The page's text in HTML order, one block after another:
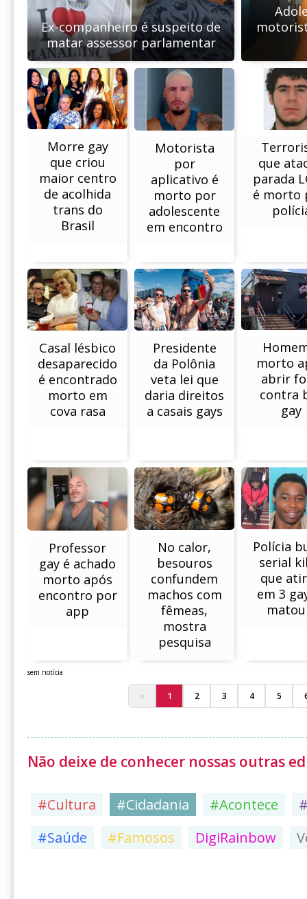
Ex-companheiro é suspeito de
matar assessor parlamentar
Morre gay
que criou
maior centro
de acolhida
trans do
Brasil
Motorista
por
aplicativo é
morto por
adolescente
em encontro
que
parada
é morto
Casal lésbico
desaparecido
é encontrado
morto em
cova rasa
Presidente
da Polônia
veta lei que
daria direitos
a casais gays
morto
abrir
contra
gay
Professor
gay é achado
morto após
encontro por
app
No calor,
besouros
confundem
machos com
fêmeas,
mostra
pesquisa
Polícia
serial
que
em 3
sem notícia
« 1 2 3 4 5
Não deixe de conhecer nossas outras
#Cultura #Cidadania #Acontece
#Saúde
#Famosos DigiRainbow